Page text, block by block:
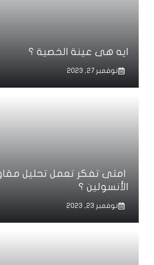
ايه هى عينة الخصية ؟
نوفمبر 27, 2023
امتى تفكر تعمل تحليل
الأنسولين ؟
نوفمبر 23, 2023